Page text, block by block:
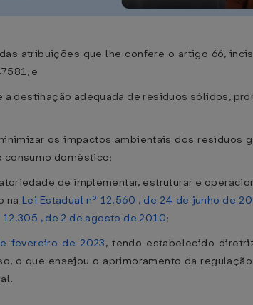
das atribuições que lhe confere o artigo 66,
e
a destinação adequada de resíduos sólidos,
os impactos ambientais dos
consumo doméstico;
de implementar, estruturar e
na Lei Estadual nº 12.560 , de 24 de junho de
12.305 , de 2 de agosto de 2010;
fevereiro de 2023, tendo estabelecido
o que ensejou o aprimoramento da